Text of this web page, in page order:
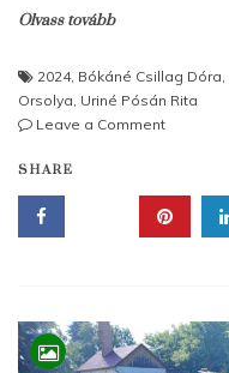
Olvass tovább
2024, Bókáné Csillag Dóra,
Orsolya, Uriné Pósán Rita
Leave a Commenton
hét
SHARE